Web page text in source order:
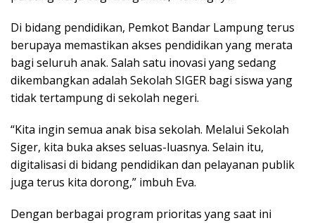
Di bidang pendidikan, Pemkot Bandar Lampung terus
berupaya memastikan akses pendidikan yang merata
bagi seluruh anak. Salah satu inovasi yang sedang
dikembangkan adalah Sekolah SIGER bagi siswa yang
tidak tertampung di sekolah negeri.
“Kita ingin semua anak bisa sekolah. Melalui Sekolah
Siger, kita buka akses seluas-luasnya. Selain itu,
digitalisasi di bidang pendidikan dan pelayanan publik
juga terus kita dorong,” imbuh Eva.
Dengan berbagai program prioritas yang saat ini